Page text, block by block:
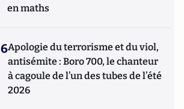
en maths
6Apologie du terrorisme et du viol,
antisémite : Boro 700, le chanteur
à cagoule de l’un des tubes de l’été
2026